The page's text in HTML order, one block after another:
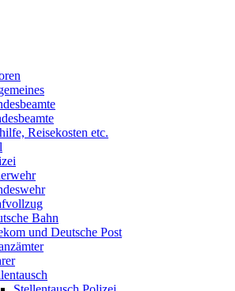
Reisekosten etc.
Bahn
und Deutsche Post